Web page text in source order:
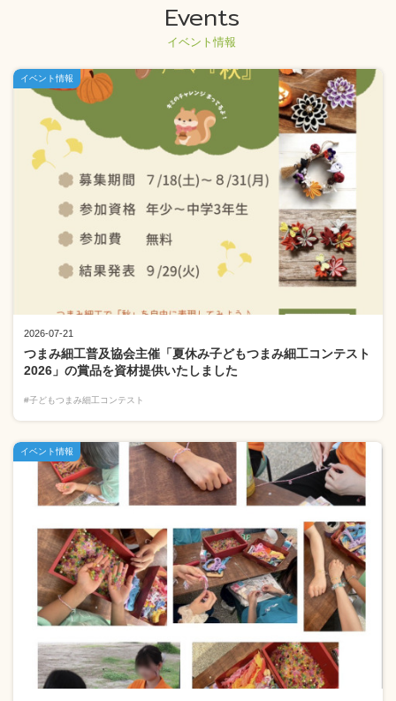
Events
イベント情報
2026-07-21
つまみ細工普及協会主催「夏休み子どもつまみ細工コンテスト
2026」の賞品を資材提供いたしました
#子どもつまみ細工コンテスト
イベント情報
イベント情報